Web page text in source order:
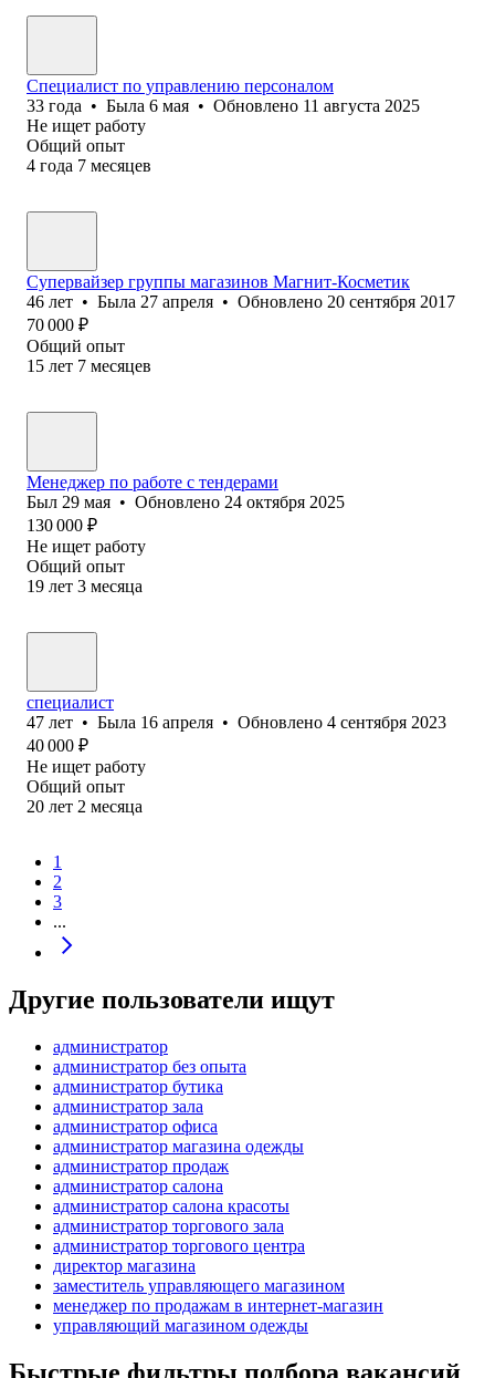
Специалист по управлению персоналом
33 года • Была 6 мая • Обновлено 11 августа 2025
Не ищет работу
Общий опыт
4 года 7 месяцев
Супервайзер группы магазинов Магнит-Косметик
46 лет • Была 27 апреля • Обновлено 20 сентября 2017
70 000 ₽
Общий опыт
15 лет 7 месяцев
Менеджер по работе с тендерами
Был 29 мая • Обновлено 24 октября 2025
130 000 ₽
Не ищет работу
Общий опыт
19 лет 3 месяца
специалист
47 лет • Была 16 апреля • Обновлено 4 сентября 2023
40 000 ₽
Не ищет работу
Общий опыт
20 лет 2 месяца
1
2
3
...
Другие пользователи ищут
администратор
администратор без опыта
администратор бутика
администратор зала
администратор офиса
администратор магазина одежды
администратор продаж
администратор салона
администратор салона красоты
администратор торгового зала
администратор торгового центра
директор магазина
заместитель управляющего магазином
менеджер по продажам в интернет-магазин
управляющий магазином одежды
Быстрые фильтры подбора вакансий